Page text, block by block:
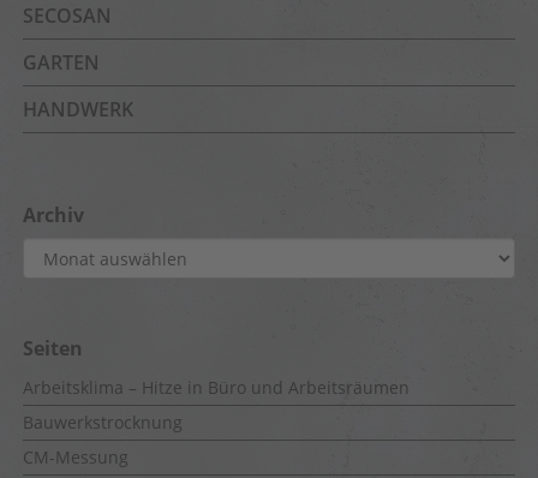
SECOSAN
GARTEN
HANDWERK
Archiv
Archiv
Seiten
Arbeitsklima – Hitze in Büro und Arbeitsräumen
Bauwerkstrocknung
CM-Messung